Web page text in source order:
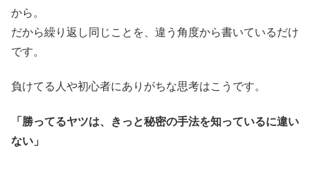
から。
だから繰り返し同じことを、違う角度から書いているだけ
です。
負けてる人や初心者にありがちな思考はこうです。
「勝ってるヤツは、きっと秘密の手法を知っているに違い
ない」